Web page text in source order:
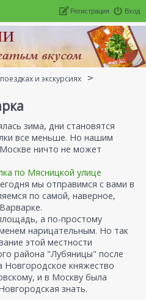
Вход
Регистрация
и экскурсиях
зима, дни становятся
все меньше. Но нашим
ничто не может
по Мясницкой улице
мы отправимся с вами в
по самой, наверное,
а по-простому
нарицательным. Но так
этой местности
района "Лубяницы" после
Новгородское княжество
и в Москву была
знать.